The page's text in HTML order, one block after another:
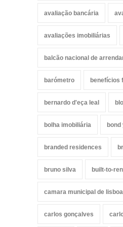
avaliação bancária
avaliações imobiliárias
balcão nacional de
barómetro benefícios
bernardo d'eça leal
bolha imobiliária bond
branded residences
bruno silva built-to-
camara municipal de lisboa
carlos gonçalves